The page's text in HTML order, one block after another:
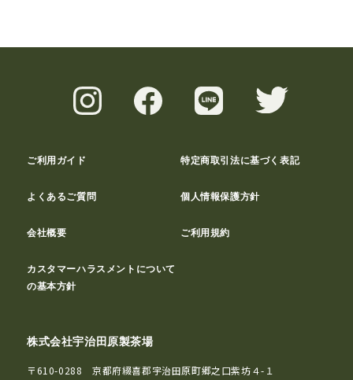
ご利用ガイド 特定商取引法に基づく表記
よくあるご質問 個人情報保護方針
会社概要 ご利用規約
カスタマーハラスメントについて
の基本方針
株式会社宇治田原製茶場
〒610-0288 京都府綴喜郡宇治田原町郷之口紫坊４-１